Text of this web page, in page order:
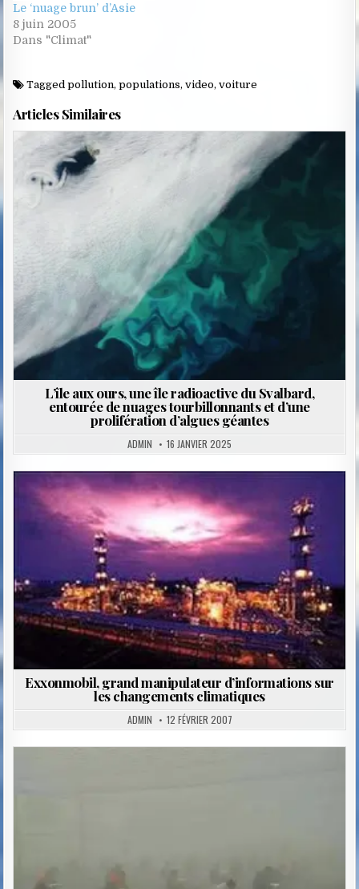
Le ‘nuage brun’ d’Asie
8 juin 2005
Dans "Climat"
Taggedpollution,populations,video,voiture
Articles Similaires
L’île aux ours, une île radioactive du Svalbard,
entourée de nuages ​​tourbillonnants et d’une
prolifération d’algues géantes
ADMIN 16 JANVIER 2025
Posted
Exxonmobil, grand manipulateur d’informations sur
les changements climatiques
ADMIN 12 FÉVRIER 2007